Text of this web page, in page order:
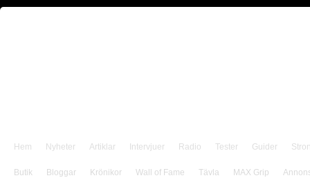
Hem Nyheter Artiklar Intervjuer Radio Tester Guider
Butik Bloggar Krönikor Wall of Fame Tävla MAX Grip